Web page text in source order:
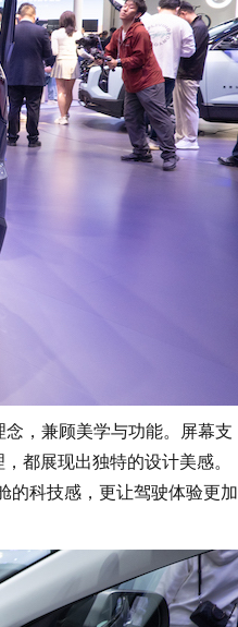
，兼顾美学与功能。屏幕支
都展现出独特的设计美感。
的科技感，更让驾驶体验更加